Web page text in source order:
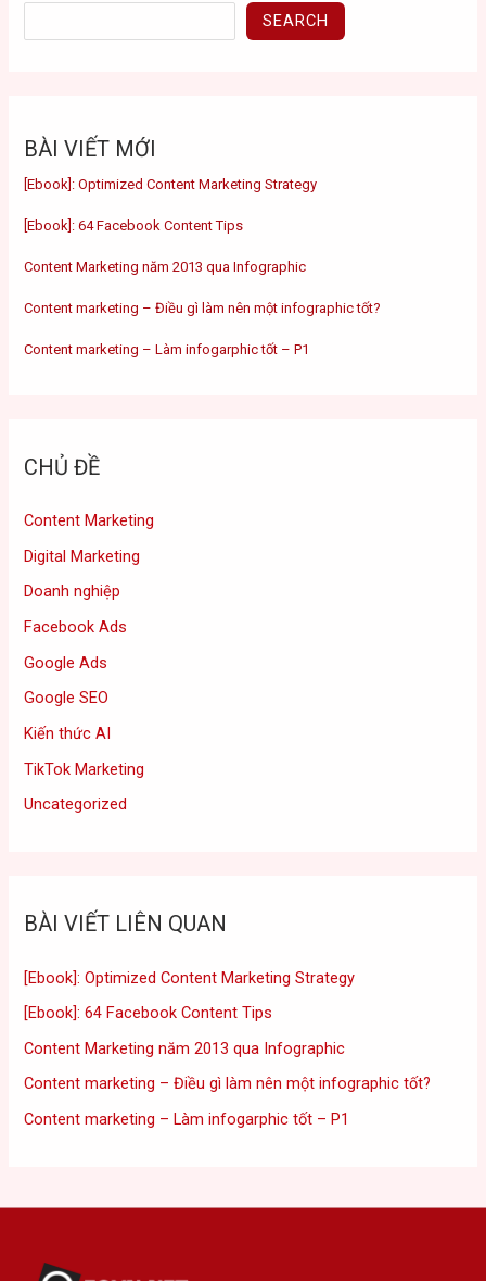
SEARCH
BÀI VIẾT MỚI
[Ebook]: Optimized Content Marketing Strategy
[Ebook]: 64 Facebook Content Tips
Content Marketing năm 2013 qua Infographic
Content marketing – Điều gì làm nên một infographic tốt?
Content marketing – Làm infogarphic tốt – P1
CHỦ ĐỀ
Content Marketing
Digital Marketing
Doanh nghiệp
Facebook Ads
Google Ads
Google SEO
Kiến thức AI
TikTok Marketing
Uncategorized
BÀI VIẾT LIÊN QUAN
[Ebook]: Optimized Content Marketing Strategy
[Ebook]: 64 Facebook Content Tips
Content Marketing năm 2013 qua Infographic
Content marketing – Điều gì làm nên một infographic tốt?
Content marketing – Làm infogarphic tốt – P1